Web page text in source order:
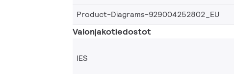
Product-Diagrams-929004252802_EU
Valonjakotiedostot
IES